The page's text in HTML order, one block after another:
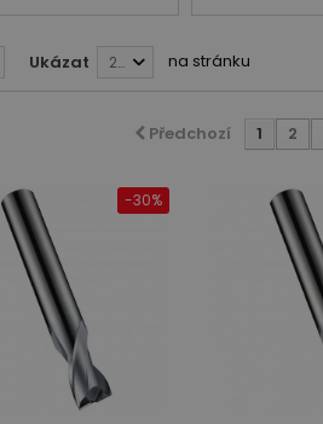
Ukázat 28 na stránku
Předchozí 1 2
-30%